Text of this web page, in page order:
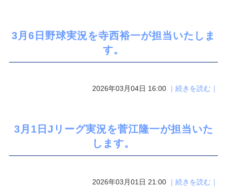
3月6日野球実況を寺西裕一が担当いたしま
す。
2026年03月04日 16:00 ｜続きを読む｜
3月1日Jリーグ実況を菅江隆一が担当いた
します。
2026年03月01日 21:00 ｜続きを読む｜